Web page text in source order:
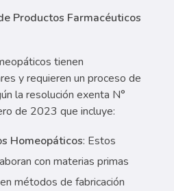
Productos Farmacéuticos
tienen
y requieren un proceso de
la resolución exenta N°
de 2023 que incluye:
Homeopáticos: Estos
con materias primas
métodos de fabricación